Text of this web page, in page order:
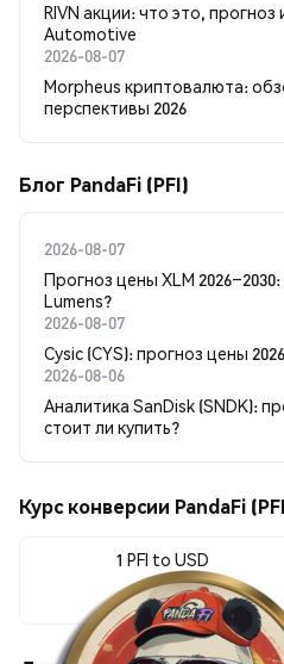
RIVN акции: что это, прогноз
Automotive
2026-08-07
Morpheus криптовалюта:
перспективы 2026
Блог PandaFi (PFI)
2026-08-07
Прогноз цены XLM
Lumens?
2026-08-07
Cysic (CYS): прогноз цены
2026-08-06
Аналитика SanDisk (SNDK):
стоит ли купить?
Курс конверсии PandaFi
1 PFI to USD
$0.00001641